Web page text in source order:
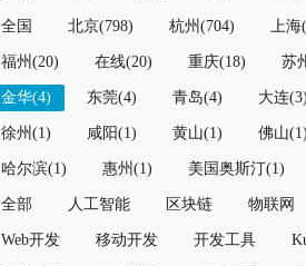
全国 北京(798) 杭州(704) 上海
福州(20) 在线(20) 重庆(18) 苏
金华(4) 东莞(4) 青岛(4) 大连(3)
徐州(1) 咸阳(1) 黄山(1) 佛山(1)
哈尔滨(1) 惠州(1) 美国奥斯汀(1)
全部 人工智能 区块链 物联网
Web开发 移动开发 开发工具